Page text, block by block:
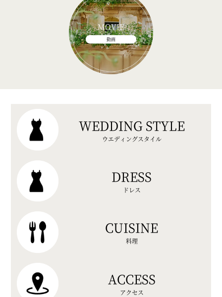
MOVIE
動画
WEDDING STYLE
ウエディングスタイル
DRESS
ドレス
CUISINE
料理
ACCESS
アクセス